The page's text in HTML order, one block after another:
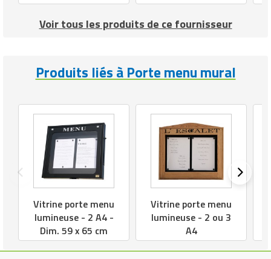
Voir tous les produits de ce fournisseur
Produits liés à Porte menu mural
Vitrine porte menu
lumineuse - 2 A4 -
Dim. 59 x 65 cm
Vitrine porte menu
lumineuse - 2 ou 3
A4